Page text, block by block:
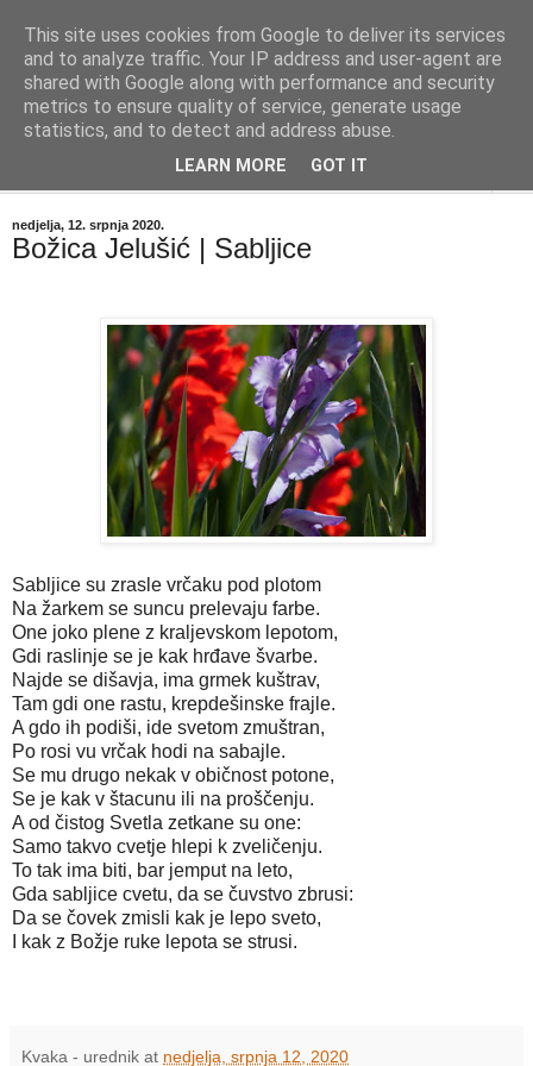
"Kvaka"
Časopis za književnost ISSN 2459-5632
nedjelja, 12. srpnja 2020.
Božica Jelušić | Sabljice
Sabljice su zrasle vrčaku pod plotom
Na žarkem se suncu prelevaju farbe.
One joko plene z kraljevskom lepotom,
Gdi raslinje se je kak hrđave švarbe.
Najde se dišavja, ima grmek kuštrav,
Tam gdi one rastu, krepdešinske frajle.
A gdo ih podiši, ide svetom zmuštran,
Po rosi vu vrčak hodi na sabajle.
Se mu drugo nekak v običnost potone,
Se je kak v štacunu ili na proščenju.
A od čistog Svetla zetkane su one:
Samo takvo cvetje hlepi k zveličenju.
To tak ima biti, bar jemput na leto,
Gda sabljice cvetu, da se čuvstvo zbrusi:
Da se čovek zmisli kak je lepo sveto,
I kak z Božje ruke lepota se strusi.
Kvaka - urednik at nedjelja, srpnja 12, 2020
This site uses cookies from Google to deliver its services
and to analyze traffic. Your IP address and user-agent are
shared with Google along with performance and security
metrics to ensure quality of service, generate usage
statistics, and to detect and address abuse.
LEARN MORE GOT IT